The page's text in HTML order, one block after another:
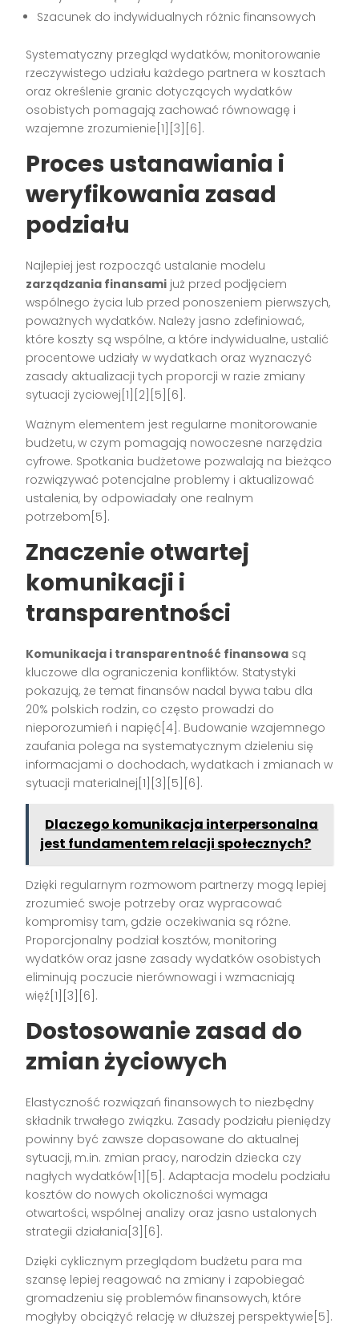
Szacunek do indywidualnych różnic finansowych
Systematyczny przegląd wydatków, monitorowanie
rzeczywistego udziału każdego partnera w kosztach
oraz określenie granic dotyczących wydatków
osobistych pomagają zachować równowagę i
wzajemne zrozumienie[1][3][6].
Proces ustanawiania i
weryfikowania zasad
podziału
Najlepiej jest rozpocząć ustalanie modelu
zarządzania finansami już przed podjęciem
wspólnego życia lub przed ponoszeniem pierwszych,
poważnych wydatków. Należy jasno zdefiniować,
które koszty są wspólne, a które indywidualne, ustalić
procentowe udziały w wydatkach oraz wyznaczyć
zasady aktualizacji tych proporcji w razie zmiany
sytuacji życiowej[1][2][5][6].
Ważnym elementem jest regularne monitorowanie
budżetu, w czym pomagają nowoczesne narzędzia
cyfrowe. Spotkania budżetowe pozwalają na bieżąco
rozwiązywać potencjalne problemy i aktualizować
ustalenia, by odpowiadały one realnym
potrzebom[5].
Znaczenie otwartej
komunikacji i
transparentności
Komunikacja i transparentność finansowa są
kluczowe dla ograniczenia konfliktów. Statystyki
pokazują, że temat finansów nadal bywa tabu dla
20% polskich rodzin, co często prowadzi do
nieporozumień i napięć[4]. Budowanie wzajemnego
zaufania polega na systematycznym dzieleniu się
informacjami o dochodach, wydatkach i zmianach w
sytuacji materialnej[1][3][5][6].
Dlaczego komunikacja interpersonalna
jest fundamentem relacji społecznych?
Dzięki regularnym rozmowom partnerzy mogą lepiej
zrozumieć swoje potrzeby oraz wypracować
kompromisy tam, gdzie oczekiwania są różne.
Proporcjonalny podział kosztów, monitoring
wydatków oraz jasne zasady wydatków osobistych
eliminują poczucie nierównowagi i wzmacniają
więź[1][3][6].
Dostosowanie zasad do
zmian życiowych
Elastyczność rozwiązań finansowych to niezbędny
składnik trwałego związku. Zasady podziału pieniędzy
powinny być zawsze dopasowane do aktualnej
sytuacji, m.in. zmian pracy, narodzin dziecka czy
nagłych wydatków[1][5]. Adaptacja modelu podziału
kosztów do nowych okoliczności wymaga
otwartości, wspólnej analizy oraz jasno ustalonych
strategii działania[3][6].
Dzięki cyklicznym przeglądom budżetu para ma
szansę lepiej reagować na zmiany i zapobiegać
gromadzeniu się problemów finansowych, które
mogłyby obciążyć relację w dłuższej perspektywie[5].